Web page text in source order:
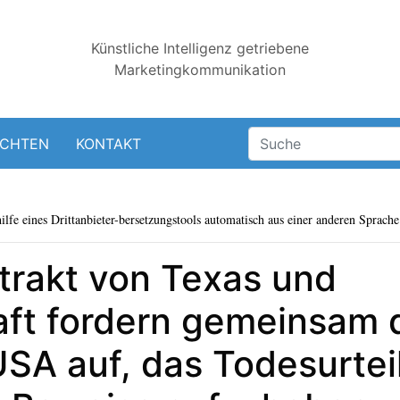
Künstliche Intelligenz getriebene
Marketingkommunikation
KONTAKT
eines Drittanbieter-bersetzungstools automatisch aus einer anderen
von Texas und
fordern gemeinsam
auf, das